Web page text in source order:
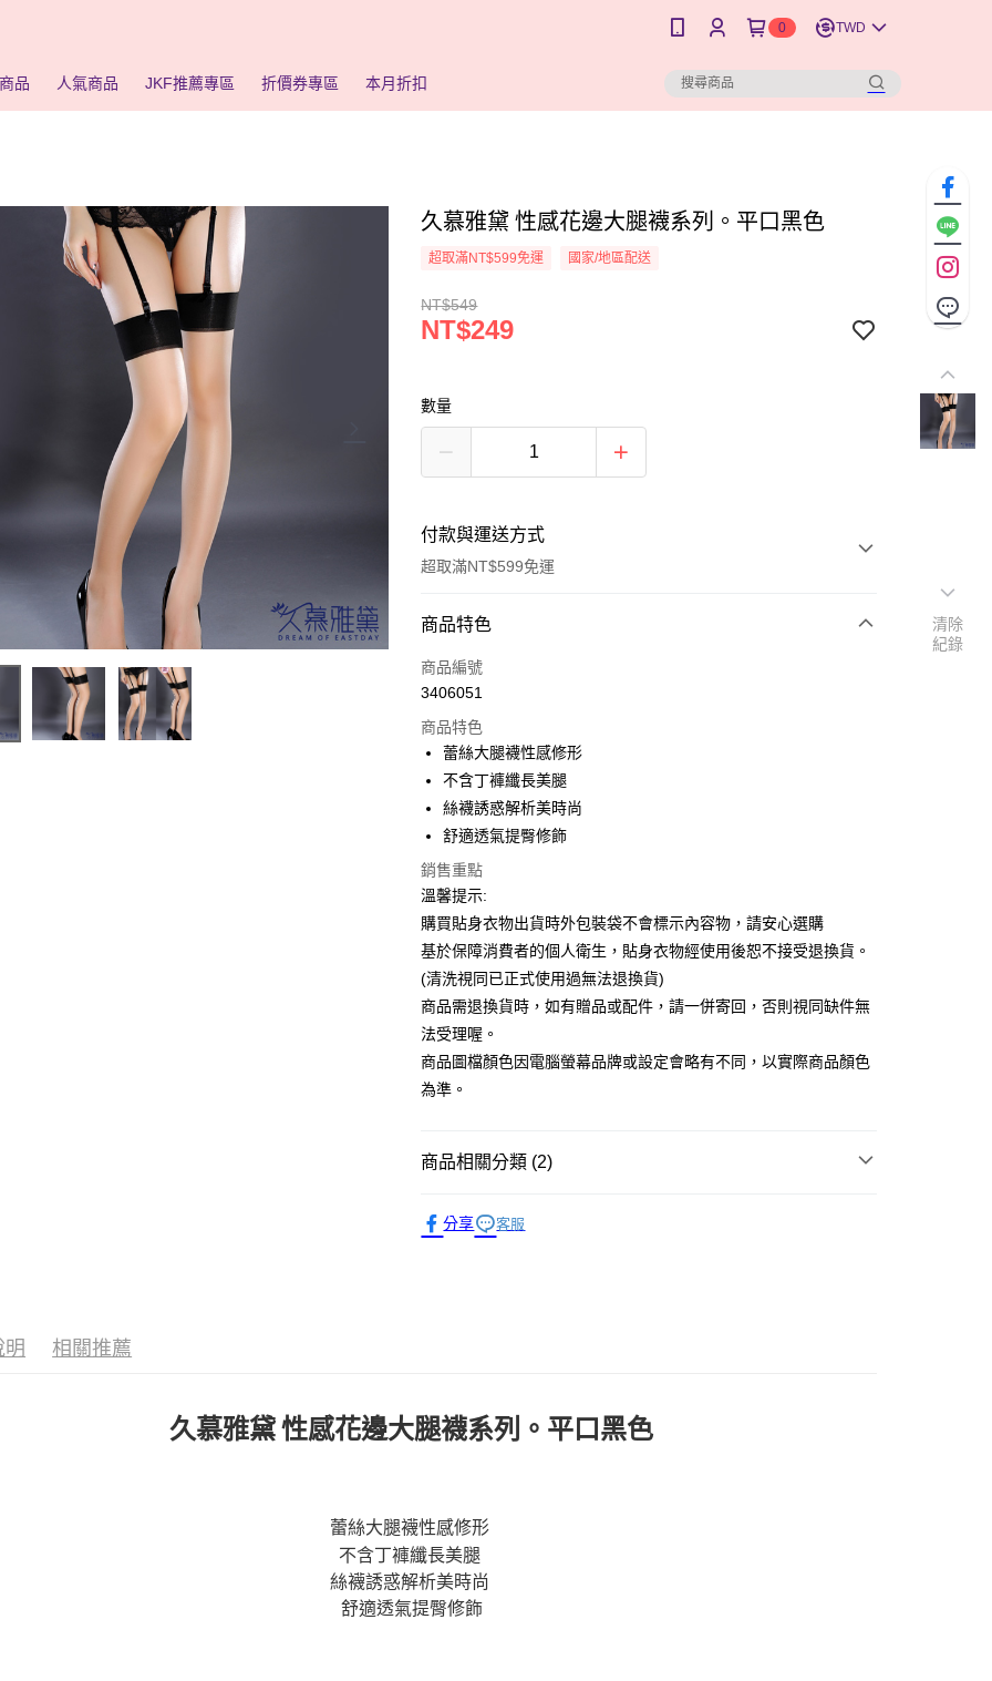
0 TWD
品 人氣商品 JKF推薦專區 折價券專區 本月折扣
久慕雅黛 性感花邊大腿襪系列。平口黑色
超取滿NT$599免運 國家/地區配送
NT$549
NT$249
數量
付款與運送方式
超取滿NT$599免運
付款方式
信用卡一次付款
LINE Pay
Apple Pay
街口支付
悠遊付
運送方式
全家付款取貨
每筆NT$65，滿NT$599(含以上)免運費
7-11付款取貨
宅配
國家/地區配送
商品特色
商品編號
3406051
商品特色
蕾絲大腿襪性感修形
不含丁褲纖長美腿
絲襪誘惑解析美時尚
舒適透氣提臀修飾
銷售重點
溫馨提示:
購買貼身衣物出貨時外包裝袋不會標示內容物，請安心選購
基於保障消費者的個人衛生，貼身衣物經使用後恕不接受退換貨。
(清洗視同已正式使用過無法退換貨)
商品需退換貨時，如有贈品或配件，請一併寄回，否則視同缺件無
法受理喔。
商品圖檔顏色因電腦螢幕品牌或設定會略有不同，以實際商品顏色
為準。
商品相關分類 (2)
顏色搜尋🔎
分享 客服
明 相關推薦
久慕雅黛 性感花邊大腿襪系列。平口黑色
蕾絲大腿襪性感修形
不含丁褲纖長美腿
絲襪誘惑解析美時尚
舒適透氣提臀修飾
清除
紀錄